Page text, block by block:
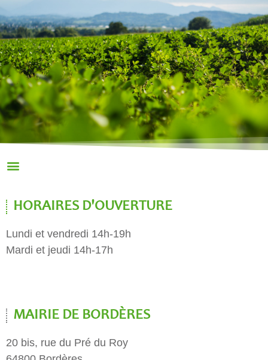
HORAIRES D'OUVERTURE
Lundi et vendredi 14h-19h
Mardi et jeudi 14h-17h
MAIRIE DE BORDÈRES
20 bis, rue du Pré du Roy